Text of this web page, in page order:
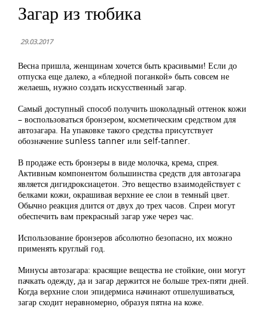
Загар из тюбика
29.03.2017
Весна пришла, женщинам хочется быть красивыми! Если до
отпуска еще далеко, а «бледной поганкой» быть совсем не
желаешь, нужно создать искусственный загар.
Самый доступный способ получить шоколадный оттенок кожи
– воспользоваться бронзером, косметическим средством для
автозагара. На упаковке такого средства присутствует
обозначение sunless tanner или self-tanner.
В продаже есть бронзеры в виде молочка, крема, спрея.
Активным компонентом большинства средств для автозагара
является дигидроксиацетон. Это вещество взаимодействует с
белками кожи, окрашивая верхние ее слои в темный цвет.
Обычно реакция длится от двух до трех часов. Спреи могут
обеспечить вам прекрасный загар уже через час.
Использование бронзеров абсолютно безопасно, их можно
применять круглый год.
Минусы автозагара: красящие вещества не стойкие, они могут
пачкать одежду, да и загар держится не больше трех-пяти дней.
Когда верхние слои эпидермиса начинают отшелушиваться,
загар сходит неравномерно, образуя пятна на коже.